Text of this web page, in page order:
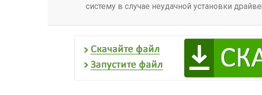
систему в случае неудачной установки